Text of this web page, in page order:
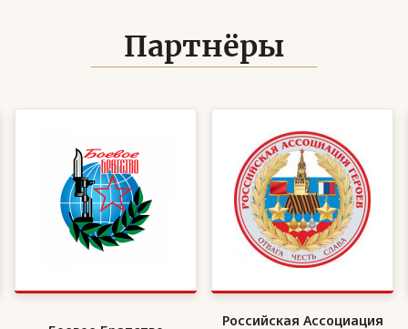
Партнёры
Российская Ассоциация